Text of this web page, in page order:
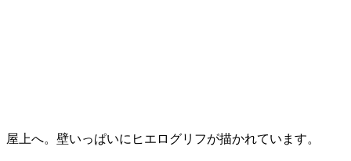
屋上へ。壁いっぱいにヒエログリフが描かれています。